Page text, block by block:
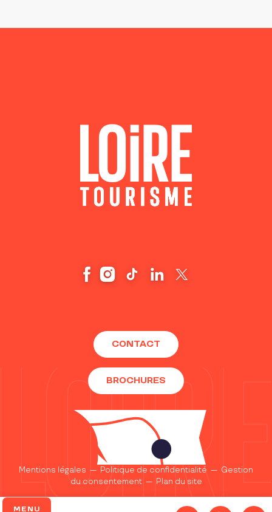
MENU
CONTACT
BROCHURES
Mentions légales — Politique de confidentialité — Gestion
du consentement— Plan du site